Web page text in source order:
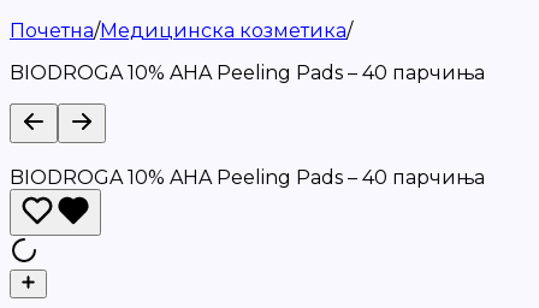
Почетна/Медицинска козметика/
BIODROGA 10% AHA Peeling Pads – 40 парчиња
BIODROGA 10% AHA Peeling Pads – 40 парчиња